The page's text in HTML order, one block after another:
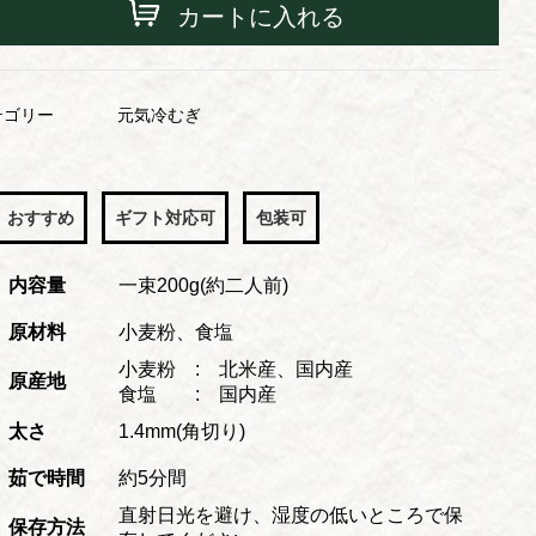
カートに入れる
ゴリー 元気冷むぎ
おすすめ ギフト対応可 包装可
内容量 一束200g(約二人前)
原材料 小麦粉、食塩
原産地
小麦粉 : 北米産、国内産
食塩 : 国内産
太さ
1.4mm(角切り)
茹で時間 約5分間
保存方法
直射日光を避け、湿度の低いところで保